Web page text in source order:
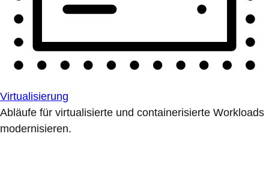
Virtualisierung
Abläufe für virtualisierte und containerisierte Workloads
modernisieren.